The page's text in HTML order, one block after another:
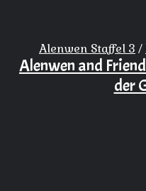
Alenwen Staffel 3 /
Alenwen and
der